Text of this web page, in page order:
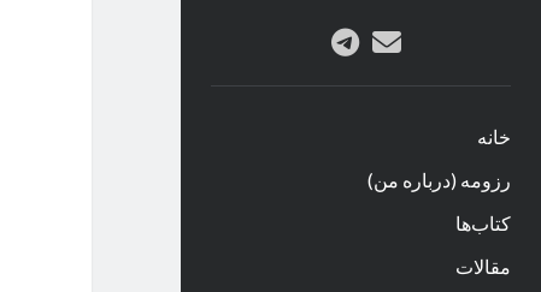
پستtelegram
خانه
رزومه (درباره من)
کتاب‌ها
مقالات